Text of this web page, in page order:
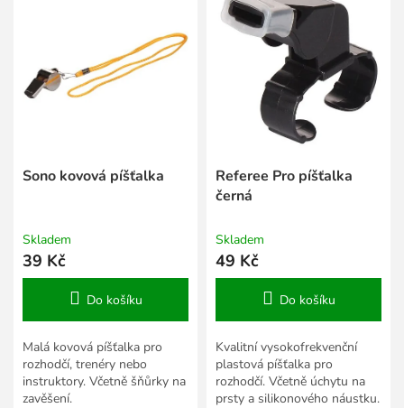
Sono kovová píšťalka
Skladem
39 Kč
Do košíku
Malá kovová píšťalka pro
rozhodčí, trenéry nebo
instruktory. Včetně šňůrky na
zavěšení.
Referee Pro píšťalka
černá
Skladem
49 Kč
Do košíku
Kvalitní vysokofrekvenční
plastová píšťalka pro
rozhodčí. Včetně úchytu na
prsty a silikonového náustku.